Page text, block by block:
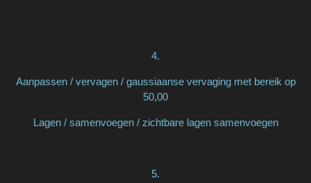
4.
Aanpassen / vervagen / gaussiaanse vervaging met bereik op
50,00
Lagen / samenvoegen / zichtbare lagen samenvoegen
5.